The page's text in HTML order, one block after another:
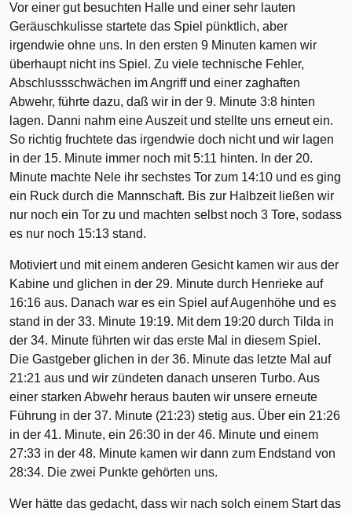
Vor einer gut besuchten Halle und einer sehr lauten
Geräuschkulisse startete das Spiel pünktlich, aber
irgendwie ohne uns. In den ersten 9 Minuten kamen wir
überhaupt nicht ins Spiel. Zu viele technische Fehler,
Abschlussschwächen im Angriff und einer zaghaften
Abwehr, führte dazu, daß wir in der 9. Minute 3:8 hinten
lagen. Danni nahm eine Auszeit und stellte uns erneut ein.
So richtig fruchtete das irgendwie doch nicht und wir lagen
in der 15. Minute immer noch mit 5:11 hinten. In der 20.
Minute machte Nele ihr sechstes Tor zum 14:10 und es ging
ein Ruck durch die Mannschaft. Bis zur Halbzeit ließen wir
nur noch ein Tor zu und machten selbst noch 3 Tore, sodass
es nur noch 15:13 stand.
Motiviert und mit einem anderen Gesicht kamen wir aus der
Kabine und glichen in der 29. Minute durch Henrieke auf
16:16 aus. Danach war es ein Spiel auf Augenhöhe und es
stand in der 33. Minute 19:19. Mit dem 19:20 durch Tilda in
der 34. Minute führten wir das erste Mal in diesem Spiel.
Die Gastgeber glichen in der 36. Minute das letzte Mal auf
21:21 aus und wir zündeten danach unseren Turbo. Aus
einer starken Abwehr heraus bauten wir unsere erneute
Führung in der 37. Minute (21:23) stetig aus. Über ein 21:26
in der 41. Minute, ein 26:30 in der 46. Minute und einem
27:33 in der 48. Minute kamen wir dann zum Endstand von
28:34. Die zwei Punkte gehörten uns.
Wer hätte das gedacht, dass wir nach solch einem Start das